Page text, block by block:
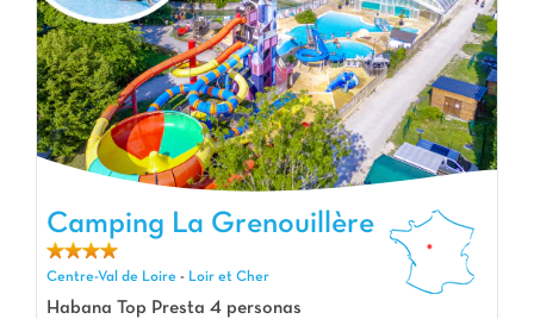
Camping La Grenouillère
Centre-Val de Loire - Loir et Cher
Habana Top Presta 4 personas